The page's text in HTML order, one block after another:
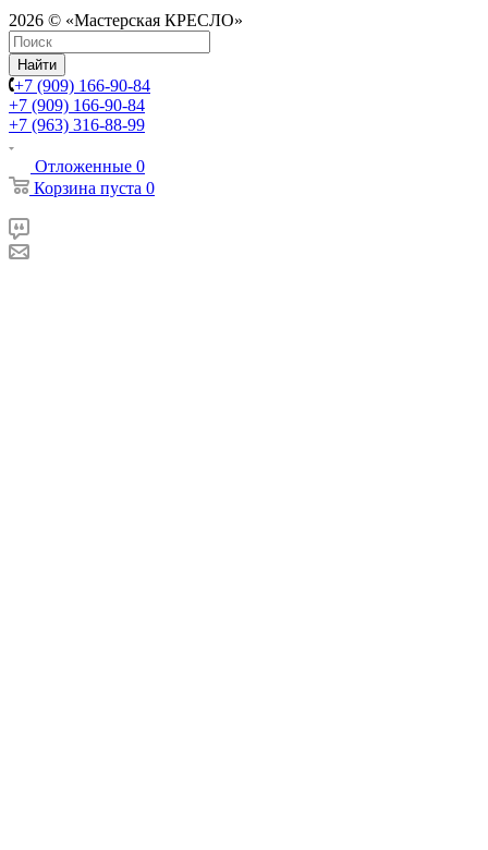
2026 © «Мастерская КРЕСЛО»
Найти
+7 (909) 166-90-84
+7 (909) 166-90-84
+7 (963) 316-88-99
Отложенные 0
Корзина пуста 0